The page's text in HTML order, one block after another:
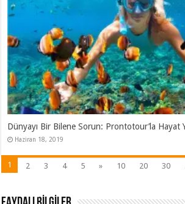
Dünyayı Bir Bilene Sorun: Prontotour’la Hayat
Haziran 18, 2019
1 2 3 4 5 » 10 20 30